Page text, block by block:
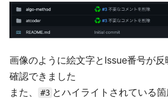
画像のように絵文字とIssue番号が
確認できました
また、
#3 とハイライトされている